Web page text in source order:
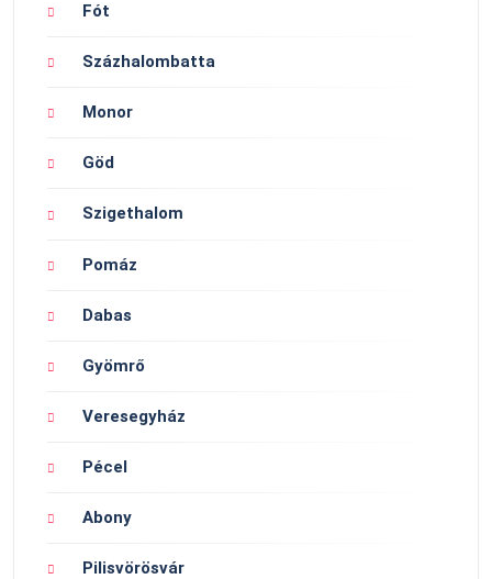
Fót
Százhalombatta
Monor
Göd
Szigethalom
Pomáz
Dabas
Gyömrő
Veresegyház
Pécel
Abony
Pilisvörösvár